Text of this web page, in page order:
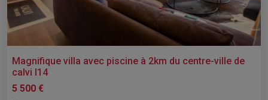
Magnifique villa avec piscine à 2km du centre-ville de
calvi l14
5 500 €